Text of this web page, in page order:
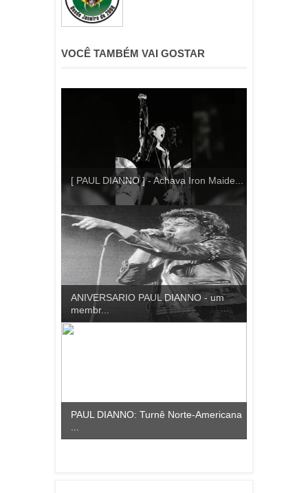
VOCÊ TAMBÉM VAI GOSTAR
[ PAUL DIANNO ] - Achava Iron Maide...
ANIVERSARIO PAUL DIANNO - um
membr...
PAUL DIANNO: Turnê Norte-Americana
...